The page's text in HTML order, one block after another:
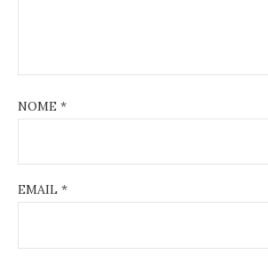
NOME *
EMAIL *